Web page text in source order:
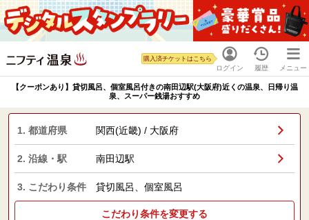
ログイン
購入済チケットはこちら
履歴 メニュー
【クーポンあり】貸切風呂、個室風呂付きの南田辺駅(大阪府)近くの温泉、日帰り温
泉、スーパー銭湯おすすめ
1. 都道府県 関西(近畿) / 大阪府
2. 沿線・駅 南田辺駅
3. こだわり条件 貸切風呂、個室風呂
こだわり条件を変更する